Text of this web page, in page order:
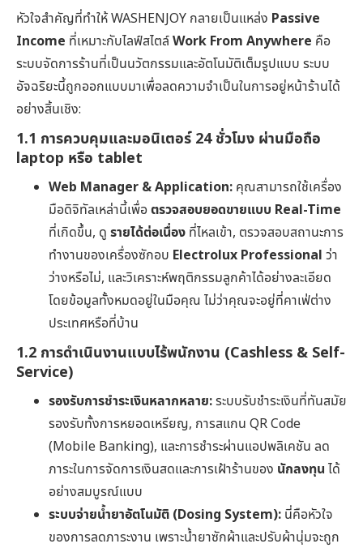
หัวใจสำคัญที่ทำให้ WASHENJOY กลายเป็นแหล่ง Passive
Income ที่เหมาะกับไลฟ์สไตล์Work From Anywhere คือ
ระบบจัดการร้านที่เป็นนวัตกรรมและอัตโนมัติเต็มรูปแบบ ระบบ
อัจฉริยะนี้ถูกออกแบบมาเพื่อลดความจำเป็นในการอยู่หน้าร้านได้
อย่างสิ้นเชิง:
1.1 การควบคุมและมอนิเตอร์ 24 ชั่วโมง ผ่านมือถือ
laptop หรือ tablet
Web Manager & Application: คุณสามารถใช้เครื่อง
มือดิจิทัลเหล่านี้เพื่อตรวจสอบยอดขายแบบ Real-Time
ที่เกิดขึ้น, ดู รายได้ต่อเนื่อง ที่ไหลเข้า, ตรวจสอบสถานะการ
ทำงานของเครื่องซักอบ Electrolux Professional ว่า
ว่างหรือไม่, และวิเคราะห์พฤติกรรมลูกค้าได้อย่างละเอียด
โดยข้อมูลทั้งหมดอยู่ในมือคุณ ไม่ว่าคุณจะอยู่ที่คาเฟ่ต่าง
ประเทศหรือที่บ้าน
1.2 การดำเนินงานแบบไร้พนักงาน (Cashless & Self-
Service)
รองรับการชำระเงินหลากหลาย:ระบบรับชำระเงินที่ทันสมัย
รองรับทั้งการหยอดเหรียญ, การสแกน QR Code
(Mobile Banking), และการชำระผ่านแอปพลิเคชัน ลด
ภาระในการจัดการเงินสดและการเฝ้าร้านของ นักลงทุน ได้
อย่างสมบูรณ์แบบ
ระบบจ่ายน้ำยาอัตโนมัติ (Dosing System): นี่คือหัวใจ
ของการลดภาระงาน เพราะน้ำยาซักผ้าและปรับผ้านุ่มจะถูก